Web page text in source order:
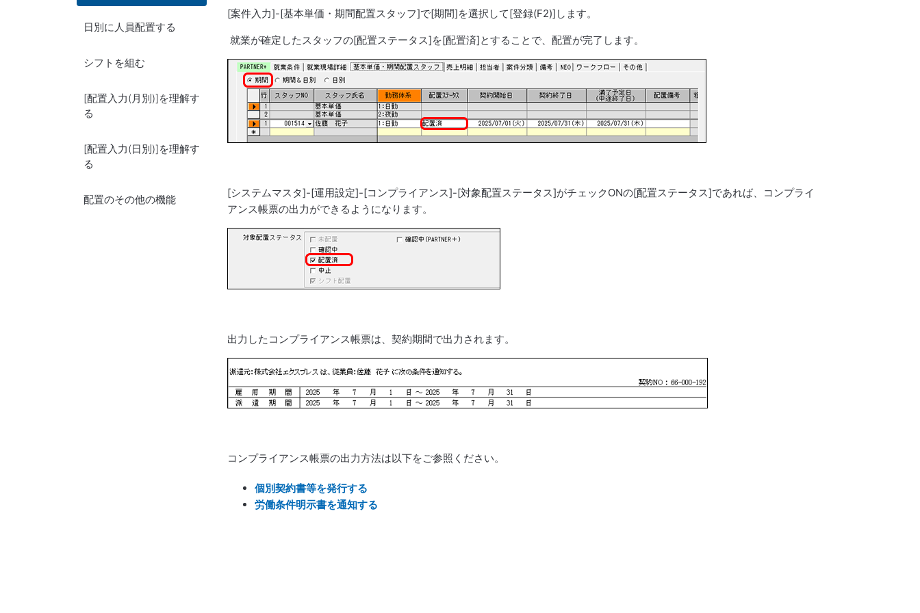
日別に人員配置する
シフトを組む
[配置入力(月別)]を理解す
る
[配置入力(日別)]を理解す
る
配置のその他の機能
[案件入力]-[基本単価・期間配置スタッフ]で[期間]を選択して[登録(F2)]します。
就業が確定したスタッフの[配置ステータス]を[配置済]とすることで、配置が完了します。
[システムマスタ]-[運用設定]-[コンプライアンス]-[対象配置ステータス]がチェックONの[配置ステータス]であれば、コンプライ
アンス帳票の出力ができるようになります。
出力したコンプライアンス帳票は、契約期間で出力されます。
コンプライアンス帳票の出力方法は以下をご参照ください。
個別契約書等を発行する
労働条件明示書を通知する